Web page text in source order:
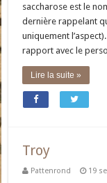
saccharose est le
dernière rappelant
uniquement
rapport avec le
Lire la suite »
Troy
Pattenrond 19